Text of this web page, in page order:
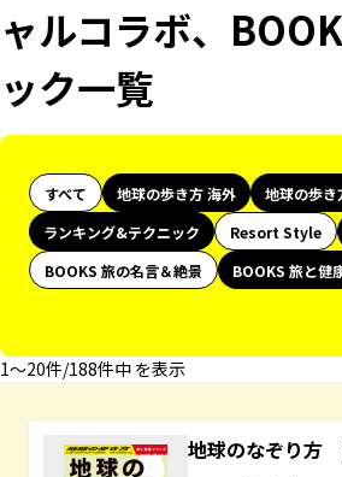
ャルコラボ、
ック一覧
すべて 地球の歩き方 海外 地球の歩き
ランキング&テクニック
Resort Style
BOOKS 旅の名言＆絶景
BOOKS 旅と健
1〜20件/188件中 を表示
地球のなぞり